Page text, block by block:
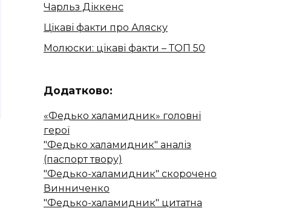
Чарльз Діккенс
Цікаві факти про Аляску
Молюски: цікаві факти – ТОП 50
Додатково:
«Федько халамидник» головні
герої
"Федько халамидник" аналіз
(паспорт твору)
"Федько-халамидник" скорочено
Винниченко
"Федько-халамидник" цитатна